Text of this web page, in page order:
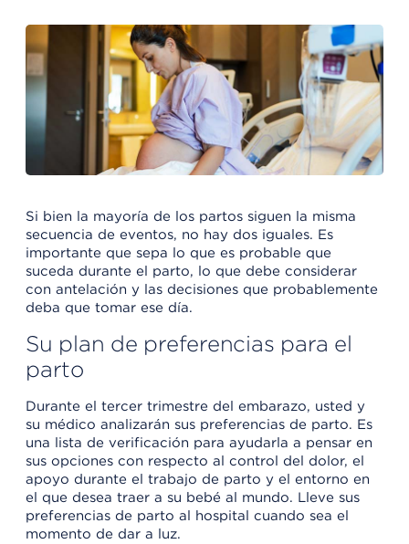
Si bien la mayoría de los partos siguen la misma
secuencia de eventos, no hay dos iguales. Es
importante que sepa lo que es probable que
suceda durante el parto, lo que debe considerar
con antelación y las decisiones que probablemente
deba que tomar ese día.
Su plan de preferencias para el
parto
Durante el tercer trimestre del embarazo, usted y
su médico analizarán sus preferencias de parto. Es
una lista de verificación para ayudarla a pensar en
sus opciones con respecto al control del dolor, el
apoyo durante el trabajo de parto y el entorno en
el que desea traer a su bebé al mundo. Lleve sus
preferencias de parto al hospital cuando sea el
momento de dar a luz.